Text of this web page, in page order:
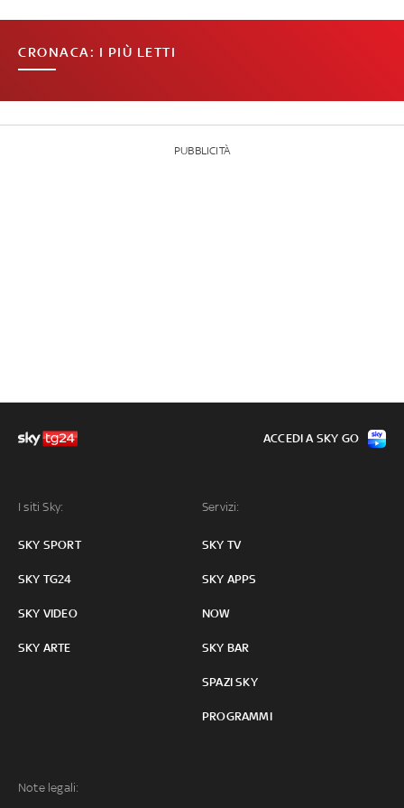
CRONACA: I PIÙ LETTI
PUBBLICITÀ
I siti Sky:
SKY SPORT
SKY TG24
SKY VIDEO
SKY ARTE
Servizi:
SKY TV
SKY APPS
NOW
SKY BAR
SPAZI SKY
PROGRAMMI
Note legali:
ACCEDI A SKY GO